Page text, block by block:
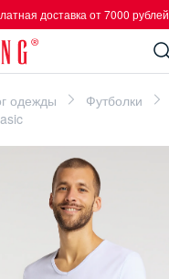
доставка от 7000 рублей
одежды
Футболки